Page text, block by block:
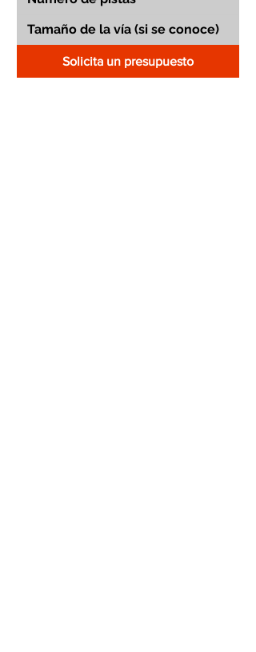
Solicita un presupuesto